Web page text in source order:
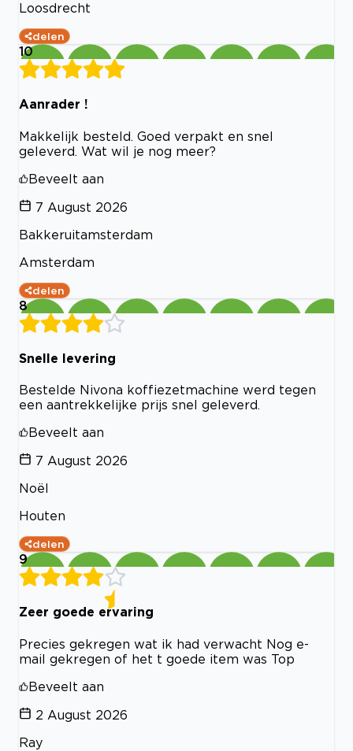
Loosdrecht
delen
10
Aanrader !
Makkelijk besteld. Goed verpakt en snel
geleverd. Wat wil je nog meer?
Beveelt aan
7 August 2026
Bakkeruitamsterdam
Amsterdam
delen
8
Snelle levering
Bestelde Nivona koffiezetmachine werd tegen
een aantrekkelijke prijs snel geleverd.
Beveelt aan
7 August 2026
Noël
Houten
delen
9
Zeer goede ervaring
Precies gekregen wat ik had verwacht Nog e-
mail gekregen of het t goede item was Top
Beveelt aan
2 August 2026
Ray